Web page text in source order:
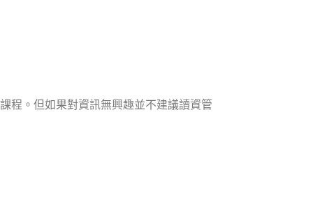
程。但如果對資訊無興趣並不建議讀資管